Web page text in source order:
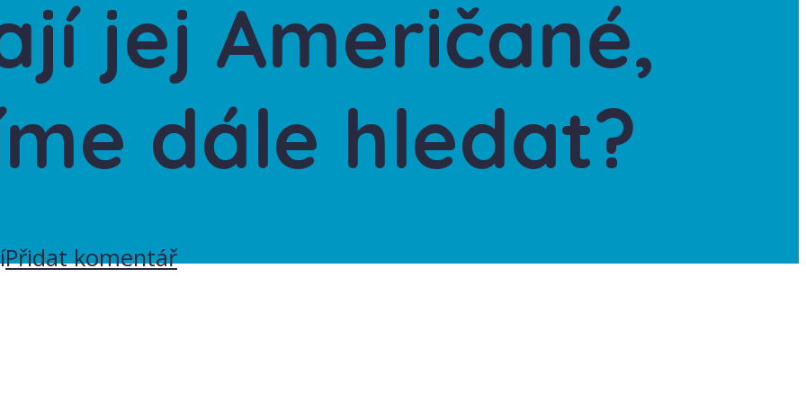
jej Američané,
dále hledat?
Přidat komentář